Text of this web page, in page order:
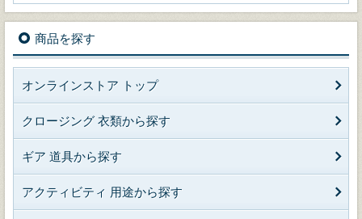
商品を探す
オンラインストア トップ
クロージング 衣類から探す
ギア 道具から探す
アクティビティ 用途から探す